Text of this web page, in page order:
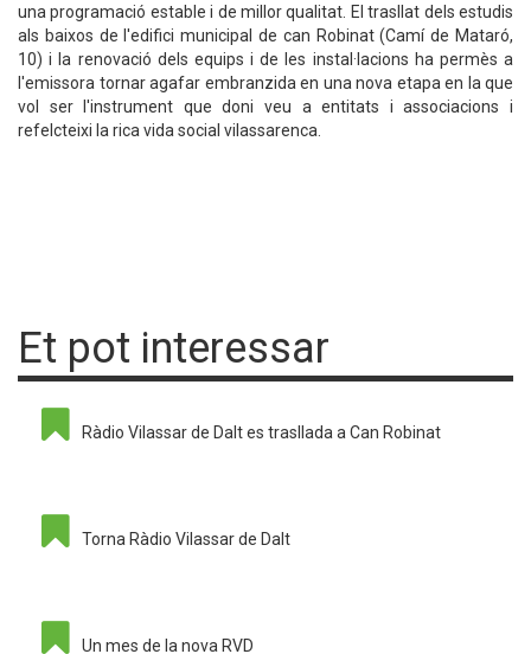
una programació estable i de millor qualitat. El trasllat dels estudis
als baixos de l'edifici municipal de can Robinat (Camí de Mataró,
10) i la renovació dels equips i de les instal·lacions ha permès a
l'emissora tornar agafar embranzida en una nova etapa en la que
vol ser l'instrument que doni veu a entitats i associacions i
refelcteixi la rica vida social vilassarenca.
Et pot interessar
Ràdio Vilassar de Dalt es trasllada a Can Robinat
Torna Ràdio Vilassar de Dalt
Un mes de la nova RVD